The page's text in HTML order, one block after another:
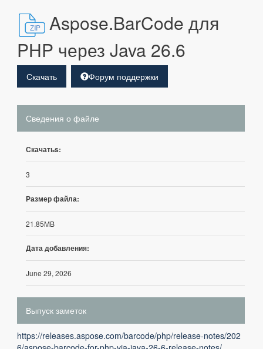
Aspose.BarCode для
PHP через Java 26.6
Скачать Форум поддержки
Сведения о файле
Скачатьs:
3
Размер файла:
21.85MB
Дата добавления:
June 29, 2026
Выпуск заметок
https://releases.aspose.com/barcode/php/release-notes/202